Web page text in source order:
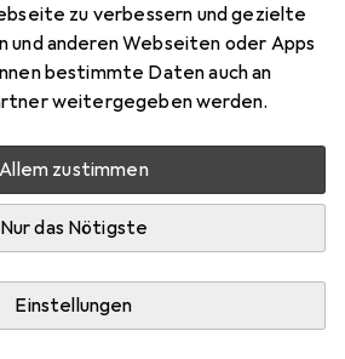
zu verbessern und gezielte
und anderen Webseiten oder Apps
bestimmte Daten auch an
weitergegeben werden.
Allem zustimmen
Nur das Nötigste
Einstellungen
und Mo, 17.8. geliefert
an Lager beim Drittanbieter
für genaue Lieferzeit